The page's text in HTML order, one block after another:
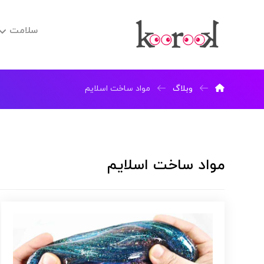
سلامت
وبلاگ مواد ساخت اسلایم
مواد ساخت اسلایم